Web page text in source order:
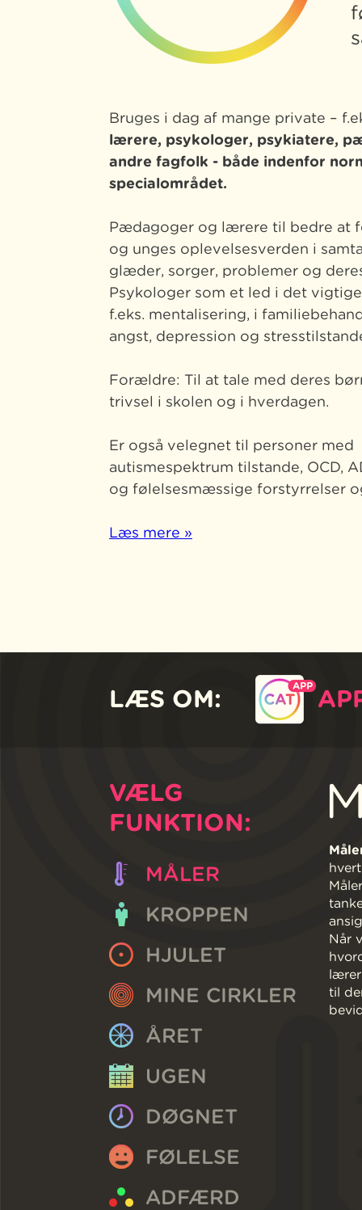
Bruges i dag af mange private –
lærere, psykologer, psykiatere,
andre fagfolk - både indenfor
specialområdet.
Pædagoger og lærere til bedre at
og unges oplevelsesverden i
glæder, sorger, problemer og
Psykologer som et led i det
f.eks. mentalisering, i
angst, depression og
Forældre: Til at tale med deres
trivsel i skolen og i hverdagen.
Er også velegnet til personer med
autismespektrum tilstande, OCD,
og følelsesmæssige forstyrrelser
Læs mere »
LÆS OM:
VÆLG
FUNKTION:
MÅLER
KROPPEN
HJULET
MINE CIRKLER
ÅRET
UGEN
DØGNET
FØLELSE
ADFÆRD
Når
lærer
til